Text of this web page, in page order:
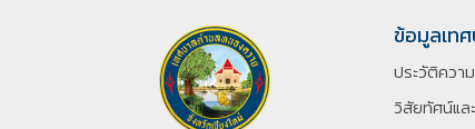
ข้อมูลเท
ประวัติควา
วิสัยทัศน์แ